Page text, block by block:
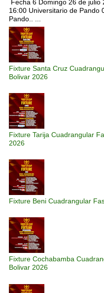
Fecha 6 Domingo 26 de
16:00 Universitario de Pando
Pando.. ...
Fixture Santa Cruz
Bolivar 2026
Fixture Tarija Cuadrangular
2026
Fixture Beni Cuadrangular
Fixture Cochabamba
Bolivar 2026